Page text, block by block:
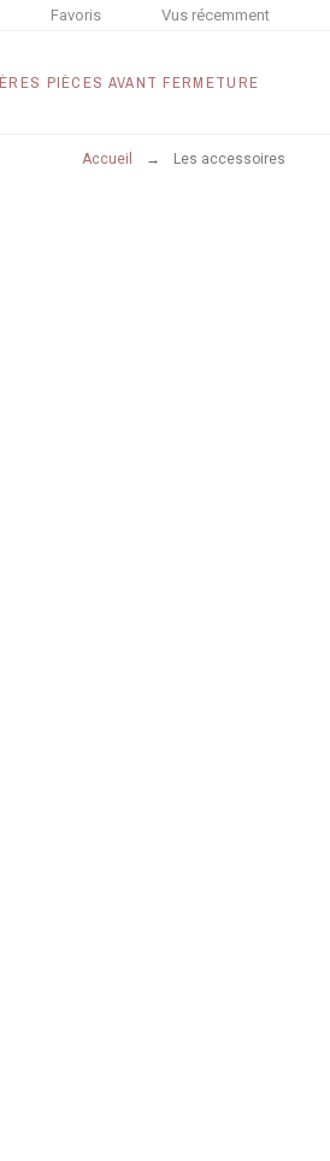
Vus récemment
Favoris
PIÈCES AVANT FERMETURE
Accueil Les accessoires